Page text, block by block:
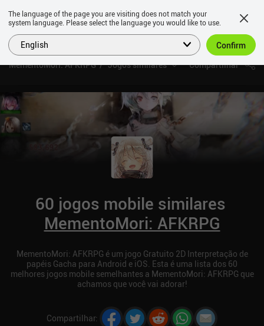
MementoMori: AFKRPG Jogos similares Compartilhar
60 jogos mobile similares
MementoMori: AFKRPG
MementoMori: AFKRPG é um jogo Gratuito 2D Interpretação de
papéis Gacha para Android e iOS. Esta é uma lista dos 60
melhores jogos mobile semelhantes a MementoMori: AFKRPG que
achamos que você vai adorar!
Compartilhar:
The language of the page you are visiting does not match your
system language. Please select the language you would like to use.
English Confirm